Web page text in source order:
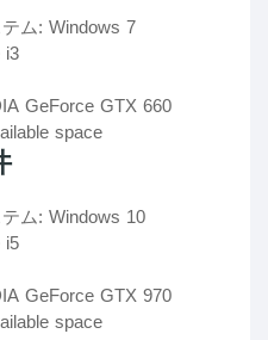
ム: Windows 7
GeForce GTX 660
space
ム: Windows 10
GeForce GTX 970
space